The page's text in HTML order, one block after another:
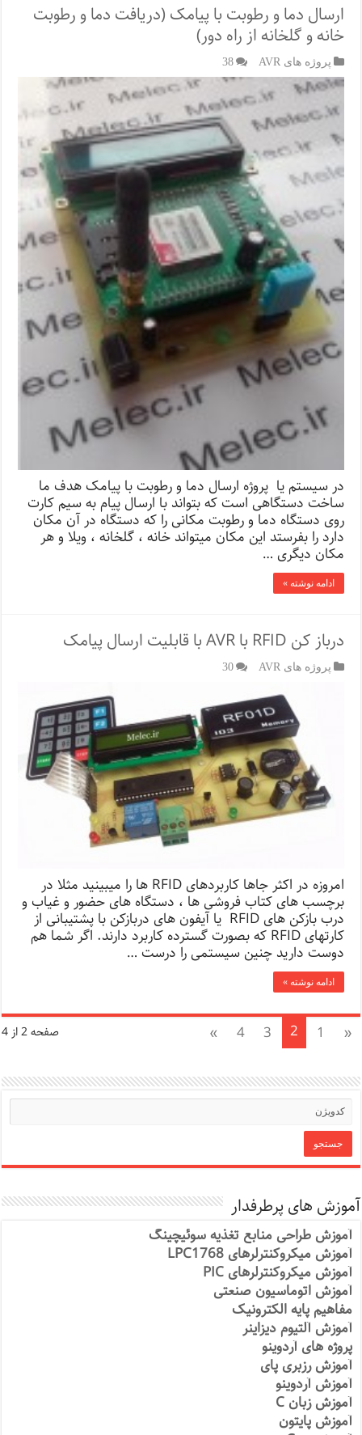
ارسال دما و رطوبت با پیامک (دریافت دما و رطوبت
خانه و گلخانه از راه دور)
پروژه های AVR 38
در سیستم یا پروژه ارسال دما و رطوبت با پیامک هدف ما
ساخت دستگاهی است که بتواند با ارسال پیام به سیم کارت
روی دستگاه دما و رطوبت مکانی را که دستگاه در آن مکان
دارد را بفرستد این مکان میتواند خانه ، گلخانه ، ویلا و هر
مکان دیگری …
ادامه نوشته »
درباز کن RFID با AVR با قابلیت ارسال پیامک
پروژه های AVR 30
امروزه در اکثر جاها کاربردهای RFID ها را میبینید مثلا در
برچسب های کتاب فروشی ها ، دستگاه های حضور و غیاب و
درب بازکن های RFID یا آیفون های دربازکن با پشتیبانی از
کارتهای RFID که بصورت گسترده کاربرد دارند. اگر شما هم
دوست دارید چنین سیستمی را درست …
ادامه نوشته »
صفحه 2 از 4 «
1
2
3
4
»
آموزش های پرطرفدار
آموزش طراحی منابع تغذیه سوئیچینگ
آموزش میکروکنترلرهای LPC1768
آموزش میکروکنترلرهای PIC
آموزش اتوماسیون صنعتی
مفاهیم پایه الکترونیک
آموزش آلتیوم دیزاینر
پروژه های آردوینو
آموزش رزبری پای
آموزش آردوینو
آموزش زبان C
آموزش پایتون